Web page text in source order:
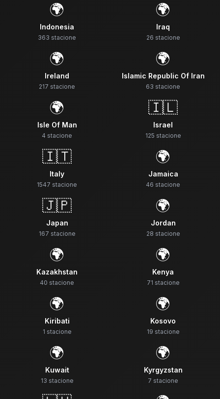
🌍
Indonesia
363 stacione
🌍
Iraq
26 stacione
🌍
Ireland
217 stacione
🌍
Islamic Republic Of Iran
63 stacione
🌍
Isle Of Man
4 stacione
🇮🇱
Israel
125 stacione
🇮🇹
Italy
1547 stacione
🌍
Jamaica
46 stacione
🇯🇵
Japan
167 stacione
🌍
Jordan
28 stacione
🌍
Kazakhstan
40 stacione
🌍
Kenya
71 stacione
🌍
Kiribati
1 stacione
🌍
Kosovo
19 stacione
🌍
Kuwait
13 stacione
🌍
Kyrgyzstan
7 stacione